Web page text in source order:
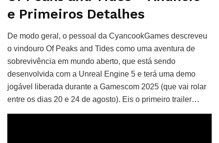
e Primeiros Detalhes
De modo geral, o pessoal da CyancookGames descreveu
o vindouro Of Peaks and Tides como uma aventura de
sobrevivência em mundo aberto, que está sendo
desenvolvida com a Unreal Engine 5 e terá uma demo
jogável liberada durante a Gamescom 2025 (que vai rolar
entre os dias 20 e 24 de agosto). Eis o primeiro trailer…